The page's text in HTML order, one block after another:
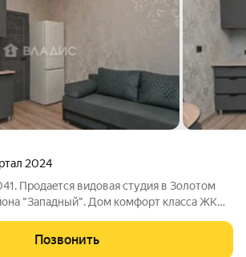
2024
Прoдaeтся видовая студия в Золотом
"Зaпaдный". Дом комфорт класса ЖK
( 27-35т в месяц). Преимущества: -
Позвонить